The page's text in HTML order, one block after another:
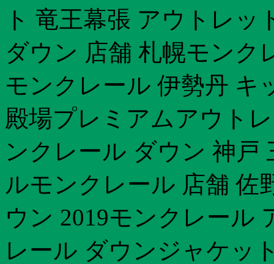
ト 竜王幕張 アウトレ
ダウン 店舗 札幌モンク
モンクレール 伊勢丹 キ
殿場プレミアムアウト
ンクレール ダウン 神戸
ルモンクレール 店舗 佐
ウン 2019モンクレール
レール ダウンジャケッ